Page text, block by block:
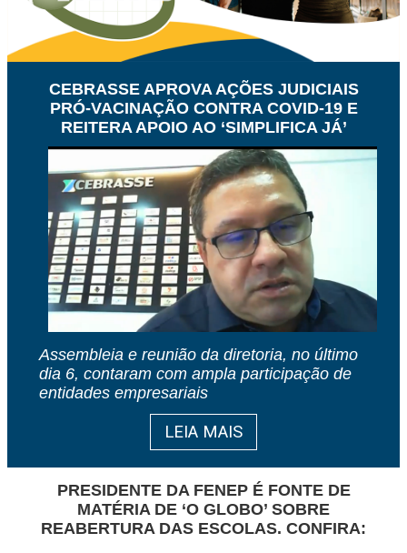
CEBRASSE APROVA AÇÕES JUDICIAIS
PRÓ-VACINAÇÃO CONTRA COVID-19 E
REITERA APOIO AO ‘SIMPLIFICA JÁ’
Assembleia e reunião da diretoria, no último
dia 6, contaram com ampla participação de
entidades empresariais
LEIA MAIS
PRESIDENTE DA FENEP É FONTE DE
MATÉRIA DE ‘O GLOBO’ SOBRE
REABERTURA DAS ESCOLAS. CONFIRA: